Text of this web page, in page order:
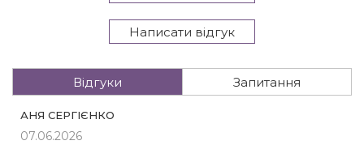
Написати відгук
Відгуки Запитання
АНЯ СЕРГІЄНКО
07.06.2026